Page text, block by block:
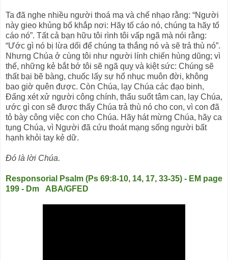
Ta đã nghe nhiều người thoá mạ và chế nhạo rằng: “Người
này gieo khủng bố khắp nơi: Hãy tố cáo nó, chúng ta hãy tố
cáo nó”. Tất cả bạn hữu tôi rình tôi vấp ngã mà nói rằng:
“Ước gì nó bị lừa dối để chúng ta thắng nó và sẽ trả thù nó”.
Nhưng Chúa ở cùng tôi như người lính chiến hùng dũng; vì
thế, những kẻ bắt bớ tôi sẽ ngã quỵ và kiệt sức: Chúng sẽ
thất bại bẽ bàng, chuốc lấy sự hổ nhục muôn đời, không
bao giờ quên được. Còn Chúa, lạy Chúa các đạo binh,
Ðấng xét xử người công chính, thấu suốt tâm can, lạy Chúa,
ước gì con sẽ được thấy Chúa trả thù nó cho con, vì con đã
tỏ bày công việc con cho Chúa. Hãy hát mừng Chúa, hãy ca
tụng Chúa, vì Người đã cứu thoát mạng sống người bất
hạnh khỏi tay kẻ dữ.
Ðó là lời Chúa.
Responsorial Psalm (Ps 69:8-10, 14, 17, 33-35) - EM page
199 - Dm ABA/GFED